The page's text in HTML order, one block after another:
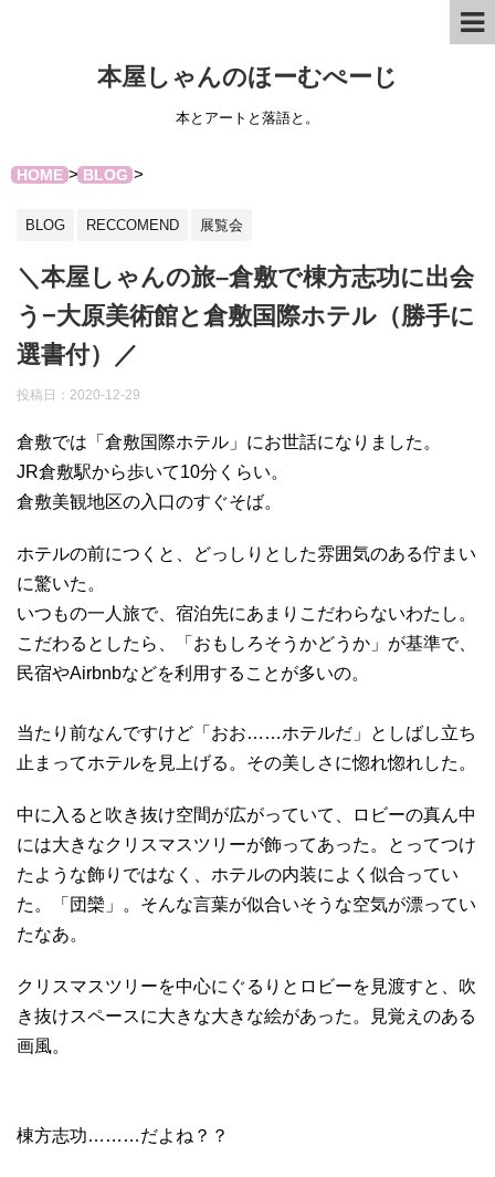
本屋しゃんのほーむぺーじ
本とアートと落語と。
HOME> BLOG >
BLOG RECCOMEND 展覧会
＼本屋しゃんの旅–倉敷で棟方志功に出会
う−大原美術館と倉敷国際ホテル（勝手に
選書付）／
投稿日： 2020-12-29
倉敷では「倉敷国際ホテル」にお世話になりました。
JR倉敷駅から歩いて10分くらい。
倉敷美観地区の入口のすぐそば。
ホテルの前につくと、どっしりとした雰囲気のある佇まい
に驚いた。
いつもの一人旅で、宿泊先にあまりこだわらないわたし。
こだわるとしたら、「おもしろそうかどうか」が基準で、
民宿やAirbnbなどを利用することが多いの。
当たり前なんですけど「おお……ホテルだ」としばし立ち
止まってホテルを見上げる。その美しさに惚れ惚れした。
中に入ると吹き抜け空間が広がっていて、ロビーの真ん中
には大きなクリスマスツリーが飾ってあった。とってつけ
たような飾りではなく、ホテルの内装によく似合ってい
た。「団欒」。そんな言葉が似合いそうな空気が漂ってい
たなあ。
クリスマスツリーを中心にぐるりとロビーを見渡すと、吹
き抜けスペースに大きな大きな絵があった。見覚えのある
画風。
棟方志功………だよね？？